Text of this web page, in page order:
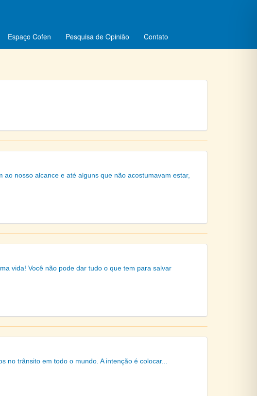
Espaço Cofen Pesquisa de Opinião Contato
nosso alcance e até alguns que não acostumavam estar,
vida! Você não pode dar tudo o que tem para salvar
trânsito em todo o mundo. A intenção é colocar...